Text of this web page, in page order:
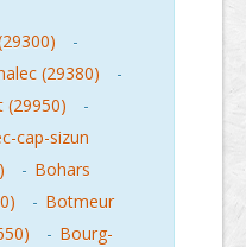
-
(29380)
-
(29950)
-
cap-sizun
- Bohars
- Botmeur
- Bourg-